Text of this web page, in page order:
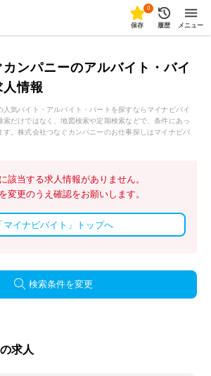
0
保存 履歴 メニュー
ンパニーのアルバイト・バイ
人情報
気バイト・アルバイト・パートを探すならマイナビバイ
索だけではなく、地図検索や定期検索などで、条件にあっ
す。株式会社つなぐカンパニーのお仕事探しはマイナビバ
該当する求人情報がありません。
変更のうえ確認をお願いします。
「マイナビバイト」トップへ
検索条件を変更
求人